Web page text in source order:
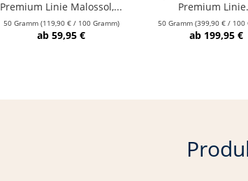
Premium Linie Malossol,...
50 Gramm (119,90 € / 100 Gramm)
ab 59,95 €
Premium
50 Gramm(399,90 € / 100
ab 199,95 €